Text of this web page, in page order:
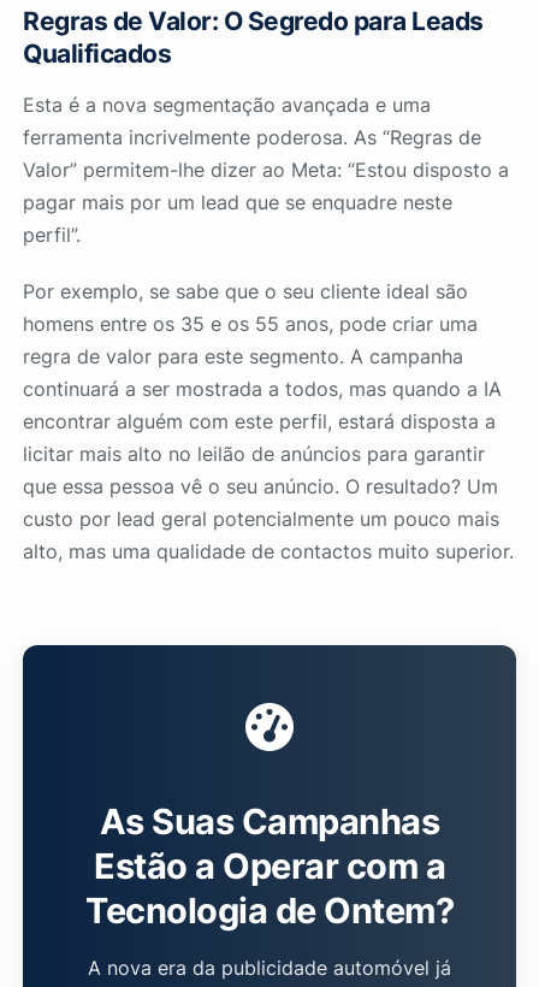
Regras de Valor: O Segredo para Leads
Qualificados
Esta é a nova segmentação avançada e uma
ferramenta incrivelmente poderosa. As “Regras de
Valor” permitem-lhe dizer ao Meta: “Estou disposto a
pagar mais por um lead que se enquadre neste
perfil”.
Por exemplo, se sabe que o seu cliente ideal são
homens entre os 35 e os 55 anos, pode criar uma
regra de valor para este segmento. A campanha
continuará a ser mostrada a todos, mas quando a IA
encontrar alguém com este perfil, estará disposta a
licitar mais alto no leilão de anúncios para garantir
que essa pessoa vê o seu anúncio. O resultado? Um
custo por lead geral potencialmente um pouco mais
alto, mas uma qualidade de contactos muito superior.
As Suas Campanhas
Estão a Operar com a
Tecnologia de Ontem?
A nova era da publicidade automóvel já